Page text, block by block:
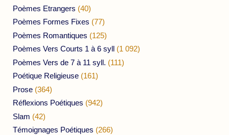
Poèmes Etrangers (40)
Poèmes Formes Fixes (77)
Poèmes Romantiques (125)
Poèmes Vers Courts 1 à 6 syll (1 092)
Poèmes Vers de 7 à 11 syll. (111)
Poétique Religieuse (161)
Prose (364)
Réflexions Poétiques (942)
Slam (42)
Témoignages Poétiques (266)